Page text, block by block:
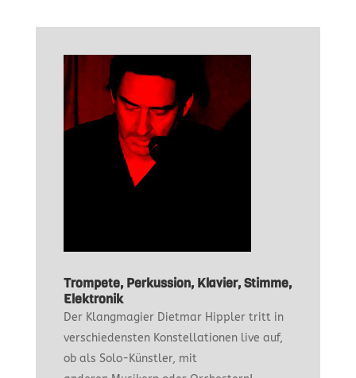
Trompete, Perkussion, Klavier, Stimme,
Elektronik
Der Klangmagier Dietmar Hippler tritt in
verschiedensten Konstellationen live auf,
ob als Solo-Künstler, mit